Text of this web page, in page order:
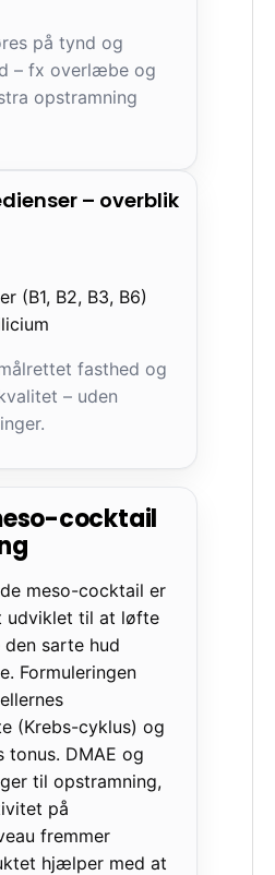
på tynd og
– fx overlæbe og
opstramning
– overblik
(B1, B2, B3, B6)
fasthed og
– uden
cocktail
meso-cocktail er
udviklet til at løfte
sarte hud
Formuleringen
(Krebs-cyklus) og
tonus. DMAE og
til opstramning,
på
fremmer
hjælper med at